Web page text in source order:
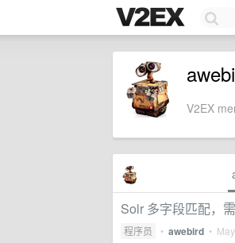
V2EX
Solr 多字段匹配，
程序员 • awebird •